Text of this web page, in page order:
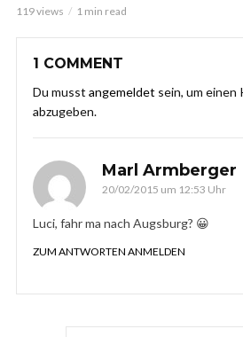
119 views 1 min read
1 COMMENT
Du musst angemeldet sein, um einen
abzugeben.
Marl Armberger
20/02/2015 um 12:53 Uhr
Luci, fahr ma nach Augsburg? 😀
ZUM ANTWORTEN ANMELDEN